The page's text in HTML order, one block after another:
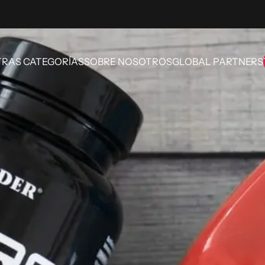
CATEGORÍAS
OTRAS CATEGORÍAS
SOBRE NOSOTROS
SOBRE NOSOTROS
GLOBAL PARTNERS